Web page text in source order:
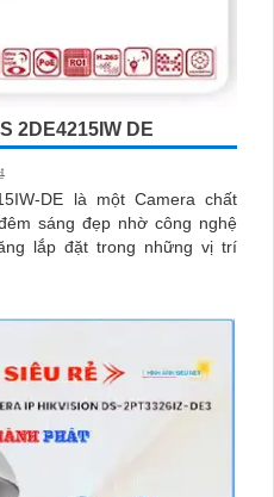
2DE4215IW DE
DE là một Camera chất
sáng đẹp nhờ công nghệ